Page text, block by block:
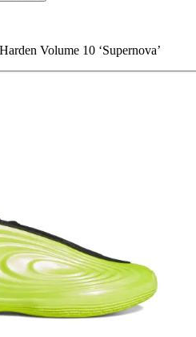
Volume 10 ‘Supernova’